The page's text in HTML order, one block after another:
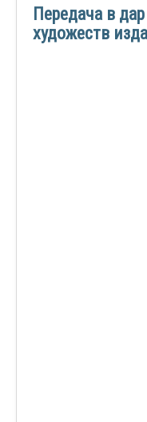
Передача в
художеств